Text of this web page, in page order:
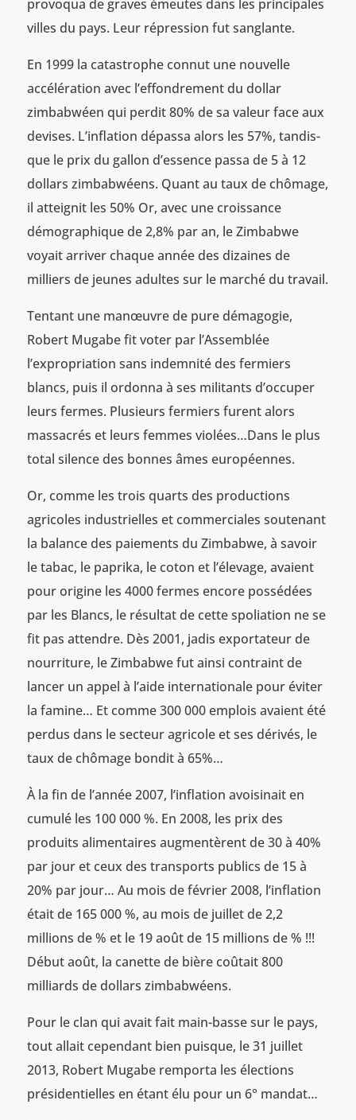
provoqua de graves émeutes dans les principales
villes du pays. Leur répression fut sanglante.
En 1999 la catastrophe connut une nouvelle
accélération avec l’effondrement du dollar
zimbabwéen qui perdit 80% de sa valeur face aux
devises. L’inflation dépassa alors les 57%, tandis-
que le prix du gallon d’essence passa de 5 à 12
dollars zimbabwéens. Quant au taux de chômage,
il atteignit les 50% Or, avec une croissance
démographique de 2,8% par an, le Zimbabwe
voyait arriver chaque année des dizaines de
milliers de jeunes adultes sur le marché du travail.
Tentant une manœuvre de pure démagogie,
Robert Mugabe fit voter par l’Assemblée
l’expropriation sans indemnité des fermiers
blancs, puis il ordonna à ses militants d’occuper
leurs fermes. Plusieurs fermiers furent alors
massacrés et leurs femmes violées…Dans le plus
total silence des bonnes âmes européennes.
Or, comme les trois quarts des productions
agricoles industrielles et commerciales soutenant
la balance des paiements du Zimbabwe, à savoir
le tabac, le paprika, le coton et l’élevage, avaient
pour origine les 4000 fermes encore possédées
par les Blancs, le résultat de cette spoliation ne se
fit pas attendre. Dès 2001, jadis exportateur de
nourriture, le Zimbabwe fut ainsi contraint de
lancer un appel à l’aide internationale pour éviter
la famine… Et comme 300 000 emplois avaient été
perdus dans le secteur agricole et ses dérivés, le
taux de chômage bondit à 65%…
À la fin de l’année 2007, l’inflation avoisinait en
cumulé les 100 000 %. En 2008, les prix des
produits alimentaires augmentèrent de 30 à 40%
par jour et ceux des transports publics de 15 à
20% par jour… Au mois de février 2008, l’inflation
était de 165 000 %, au mois de juillet de 2,2
millions de % et le 19 août de 15 millions de % !!!
Début août, la canette de bière coûtait 800
milliards de dollars zimbabwéens.
Pour le clan qui avait fait main-basse sur le pays,
tout allait cependant bien puisque, le 31 juillet
2013, Robert Mugabe remporta les élections
présidentielles en étant élu pour un 6° mandat…